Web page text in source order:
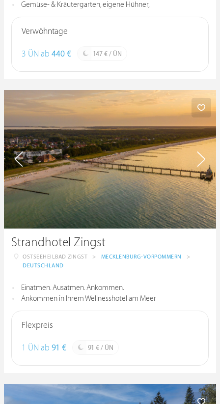
Gemüse- & Kräutergarten, eigene Hühner,
Verwöhntage
3 ÜN ab 440 € 147 € / ÜN
Strandhotel Zingst
OSTSEEHEILBAD ZINGST > MECKLENBURG-VORPOMMERN
>
DEUTSCHLAND
Einatmen. Ausatmen. Ankommen.
Ankommen in Ihrem Wellnesshotel am Meer
Flexpreis
1 ÜN ab 91 € 91 € / ÜN